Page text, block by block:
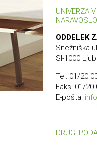
UNIVERZA
ODDELEK
Snežniška
SI-1000
Tel: 01/20
Faks: 01/20
E-pošta:
DRUGI